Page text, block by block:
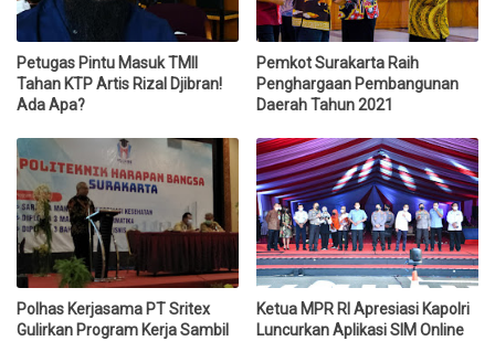
Petugas Pintu Masuk TMII
Tahan KTP Artis Rizal Djibran!
Ada Apa?
Pemkot Surakarta Raih
Penghargaan Pembangunan
Daerah Tahun 2021
Polhas Kerjasama PT Sritex
Gulirkan Program Kerja Sambil
Ketua MPR RI Apresiasi Kapolri
Luncurkan Aplikasi SIM Online